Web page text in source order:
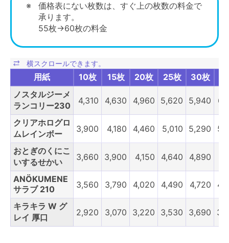
価格表にない枚数は、すぐ上の枚数の料金で
承ります。
55枚→60枚の料金
用紙 10枚 15枚 20枚 25枚 30枚
ノスタルジーメ
ランコリー230
4,310 4,630 4,960 5,620 5,940
クリアホログロ
ムレインボー
3,900 4,180 4,460 5,010 5,290
おとぎのくにこ
いするせかい
3,660 3,900 4,150 4,640 4,890
ANÖKUMENE
サラブ 210
3,560 3,790 4,020 4,490 4,720
キラキラ W グ
レイ 厚口
2,920 3,070 3,220 3,530 3,690